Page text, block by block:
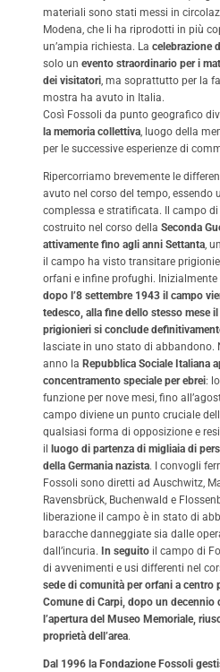
materiali sono stati messi in
Modena, che li ha riprodotti in più
un’ampia richiesta. La celebrazione
solo un evento straordinario per i
dei visitatori, ma soprattutto per la
mostra ha avuto in Italia.
Così Fossoli da punto geografico
la memoria collettiva, luogo della
per le successive esperienze di
Ripercorriamo brevemente le
avuto nel corso del tempo, essendo
complessa e stratificata. Il campo
costruito nel corso della Seconda
attivamente fino agli anni Settanta,
il campo ha visto transitare
orfani e infine profughi. Inizialmente
dopo l’8 settembre 1943 il campo
tedesco, alla fine dello stesso mese
prigionieri si conclude
lasciate in uno stato di abbandono.
anno la Repubblica Sociale Italiana
concentramento speciale per ebrei:
funzione per nove mesi, fino
campo diviene un punto cruciale
qualsiasi forma di opposizione e
il
luogo di partenza di migliaia di
della Germania nazista. I convogli
Fossoli sono diretti ad Auschwitz,
Ravensbrück, Buchenwald e
liberazione il campo è in stato di
baracche danneggiate sia dalle
dall’incuria. In seguito il campo di
di avvenimenti e usi differenti nel
sede di comunità per orfani a centro
Comune di Carpi, dopo un decennio
l’apertura del Museo Memoriale,
proprietà dell’area.
Dal 1996 la Fondazione Fossoli